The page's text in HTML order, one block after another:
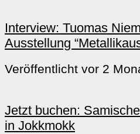
Interview: Tuomas
Ausstellung
Veröffentlicht vor 2
Jetzt buchen:
in Jokkmokk